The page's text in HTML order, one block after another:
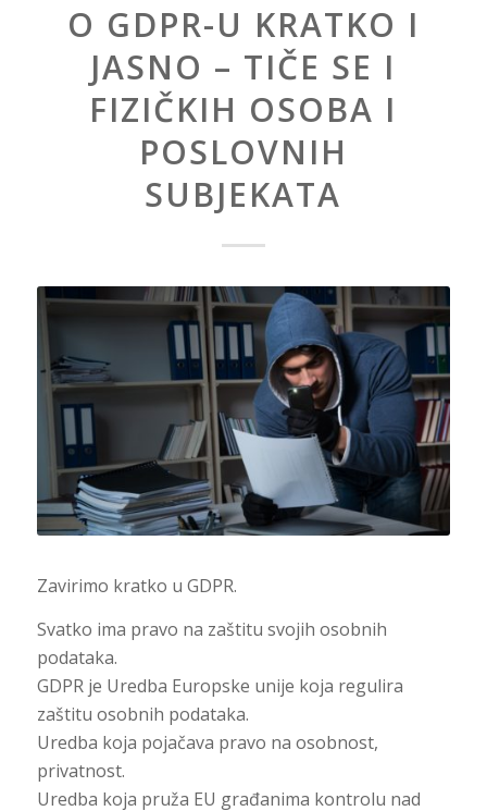
O GDPR-U KRATKO I
JASNO – TIČE SE I
FIZIČKIH OSOBA I
POSLOVNIH
SUBJEKATA
Zavirimo kratko u GDPR.
Svatko ima pravo na zaštitu svojih osobnih
podataka.
GDPR je Uredba Europske unije koja regulira
zaštitu osobnih podataka.
Uredba koja pojačava pravo na osobnost,
privatnost.
Uredba koja pruža EU građanima kontrolu nad